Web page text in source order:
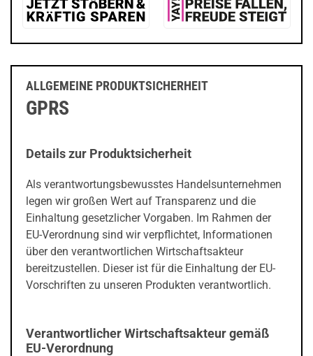
ALLGEMEINE PRODUKTSICHERHEIT
GPRS
Details zur Produktsicherheit
Als verantwortungsbewusstes Handelsunternehmen
legen wir großen Wert auf Transparenz und die
Einhaltung gesetzlicher Vorgaben. Im Rahmen der
EU-Verordnung sind wir verpflichtet, Informationen
über den verantwortlichen Wirtschaftsakteur
bereitzustellen. Dieser ist für die Einhaltung der EU-
Vorschriften zu unseren Produkten verantwortlich.
Verantwortlicher Wirtschaftsakteur gemäß
EU-Verordnung